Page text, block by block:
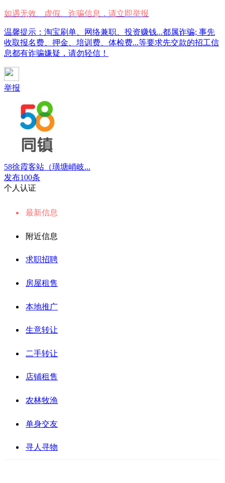
如遇无效、虚假、诈骗信息，请立即举报
温馨提示：淘宝刷单、网络兼职、投资赚钱...都属诈骗; 事先
收取报名费、押金、培训费、体检费...等要求先交款的招工信
息都有诈骗嫌疑，请勿轻信！
举报
58徐霞客站（璜塘峭岐...
发布100条
个人认证
最新信息
附近信息
求职招聘
房屋租售
本地推广
生意转让
二手转让
店铺租售
农林牧渔
单身交友
寻人寻物